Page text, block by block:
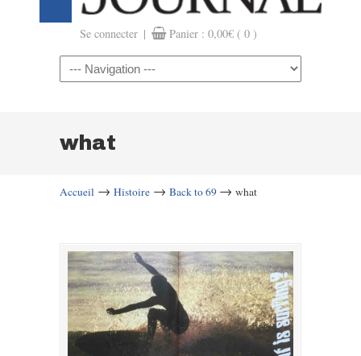
Se connecter | Panier : 0,00€ ( 0 )
Navigation
what
Accueil → Histoire → Back to 69 → what